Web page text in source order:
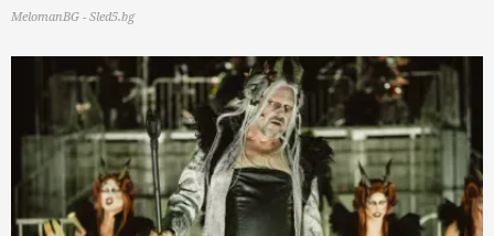
MelomanBG - Sled5.bg